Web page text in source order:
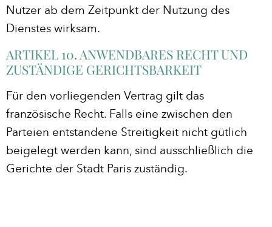
Nutzer ab dem Zeitpunkt der Nutzung des
Dienstes wirksam.
ARTIKEL 10. ANWENDBARES RECHT UND
ZUSTÄNDIGE GERICHTSBARKEIT
Für den vorliegenden Vertrag gilt das
französische Recht. Falls eine zwischen den
Parteien entstandene Streitigkeit nicht gütlich
beigelegt werden kann, sind ausschließlich die
Gerichte der Stadt Paris zuständig.